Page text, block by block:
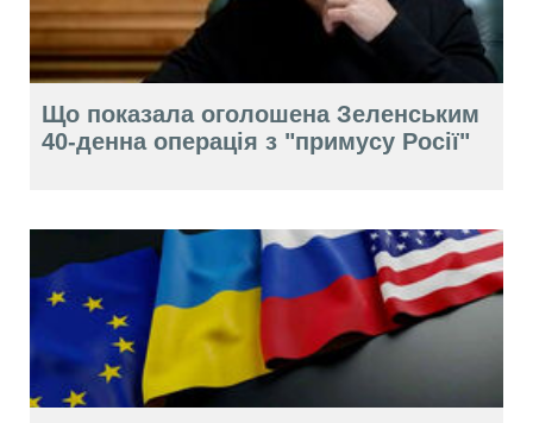
Що показала оголошена Зеленським
40-денна операція з "примусу Росії"